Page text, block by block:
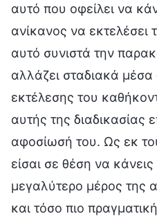
αυτό που οφείλει να
ανίκανος να εκτελέσει
αυτό συνιστά την
αλλάζει σταδιακά μέσα
εκτέλεσης του
αυτής της διαδικασίας
αφοσίωσή του. Ως εκ
είσαι σε θέση να
μεγαλύτερο μέρος της
και τόσο πιο